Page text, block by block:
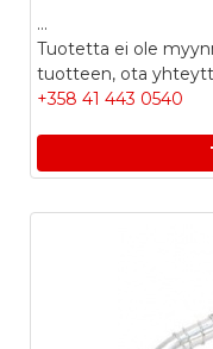
...
Tuotetta ei ole
tuotteen, ota
+358 41 443 0540